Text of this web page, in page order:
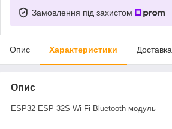
Замовлення під захистом
Опис Характеристики Доставка
Опис
ESP32 ESP-32S Wi-Fi Bluetooth модуль